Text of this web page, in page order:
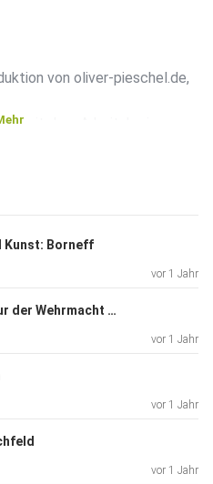
von oliver-pieschel.de,
mit dem Arbeitskreis
Oberfranken West
für Familie, Senioren,
Kunst: Borneff
vor 1 Jahr
Folge 11: Die Blutspur der Wehrmacht - Das fliegende Standgericht des Majors Helm
vor 1 Jahr
vor 1 Jahr
vor 1 Jahr